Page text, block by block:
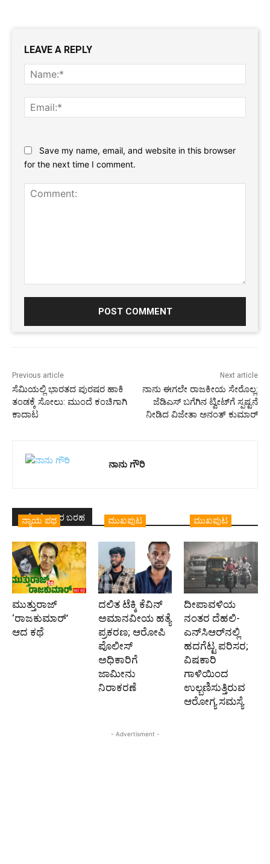
LEAVE A REPLY
Save my name, email, and website in this browser
for the next time I comment.
Previous article
ಸೆಮಿಯಲ್ಲಿ ಭಾರತದ ಪುರಷರ ಹಾಕಿ
ತಂಡಕ್ಕೆ ಸೋಲು: ಮುಂದೆ ಕಂಚಿಗಾಗಿ
ಕಾದಾಟ
Next article
ನಾನು ಈಗಲೇ ರಾಜಕೀಯ ಸೇರೊಲ್ಲ:
ಜೆಡಿಎಸ್‌ ಬಗೆಗಿನ ಟ್ವೀಟ್‌ಗೆ ಸ್ಪಷ್ಟನೆ
ನೀಡಿದ ವಿಜೇತಾ ಅನಂತ್ ಕುಮಾರ್
ನಾನು ಗೌರಿ
ಇದೇ ಲೇಖಕರ ಬರಹ
ನ್ಯಾಯ ಪಥ
ಮುತ್ತುರಾಜ್
‘ರಾಜಕುಮಾರ್‍’
ಆದ ಕಥೆ
ಮುಖಪುಟ
ದಲಿತ ಟೆಕ್ಕಿ ಕೆವಿನ್
ಅಮಾನವೀಯ ಹತ್ಯೆ
ಪ್ರಕರಣ; ಆರೋಪಿ
ಪೊಲೀಸ್‌
ಅಧಿಕಾರಿಗೆ
ಜಾಮೀನು
ನಿರಾಕರಣೆ
ಮುಖಪುಟ
ದೀಪಾವಳಿಯ
ನಂತರ ದೆಹಲಿ-
ಎನ್‌ಸಿಆರ್‌ನಲ್ಲಿ
ಹದಗೆಟ್ಟ ಪರಿಸರ;
ವಿಷಕಾರಿ
ಗಾಳಿಯಿಂದ
ಉಲ್ಬಣಿಸುತ್ತಿರುವ
ಆರೋಗ್ಯ ಸಮಸ್ಯೆ
- Advertisment -